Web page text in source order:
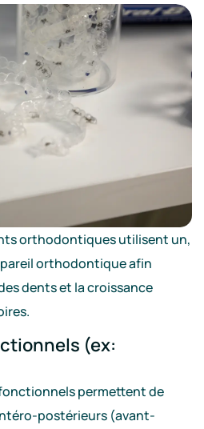
orthodontiques utilisent un,
orthodontique afin
dents et la croissance
(ex:
permettent de
postérieurs (avant-